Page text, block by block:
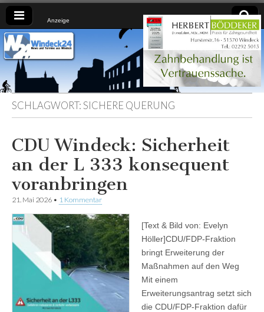
Anzeige
Windeck24
Nachrichten
aus dem
Ländchen
für das
Ländchen
SCHLAGWORT:SICHERE QUERUNG
CDU Windeck: Sicherheit
an der L 333 konsequent
voranbringen
21. Mai 2026 • 1 Kommentar
[Text & Bild von: Evelyn
Höller]CDU/FDP-Fraktion
bringt Erweiterung der
Maßnahmen auf den Weg
Mit einem
Erweiterungsantrag setzt sich
die CDU/FDP-Fraktion dafür